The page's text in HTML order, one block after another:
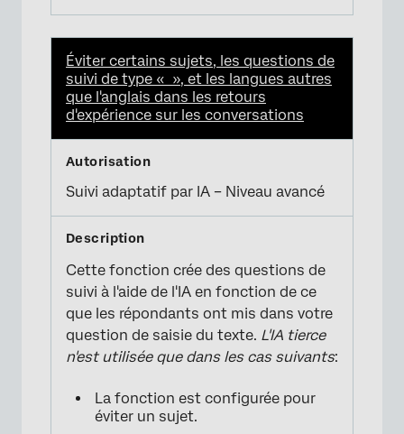
Éviter certains sujets, les questions de
suivi de type « », et les langues autres
que l'anglais dans les retours
d'expérience sur les conversations
Suivi adaptatif par IA – Niveau avancé
Cette fonction crée des questions de
suivi à l'aide de l'IA en fonction de ce
que les répondants ont mis dans votre
question de saisie du texte. L'IA tierce
n'est utilisée que dans les cas suivants:
La fonction est configurée pour
éviter un sujet.